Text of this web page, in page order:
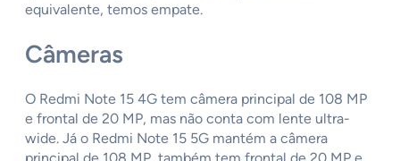
equivalente, temos empate.
Câmeras
O Redmi Note 15 4G tem câmera principal de 108 MP
e frontal de 20 MP, mas não conta com lente ultra-
wide. Já o Redmi Note 15 5G mantém a câmera